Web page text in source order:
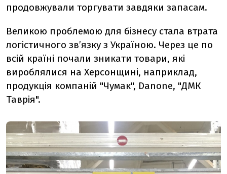
продовжували торгувати завдяки запасам.
Великою проблемою для бізнесу стала втрата
логістичного зв’язку з Україною. Через це по
всій країні почали зникати товари, які
вироблялися на Херсонщині, наприклад,
продукція компаній "Чумак", Danone, "ДМК
Таврія".